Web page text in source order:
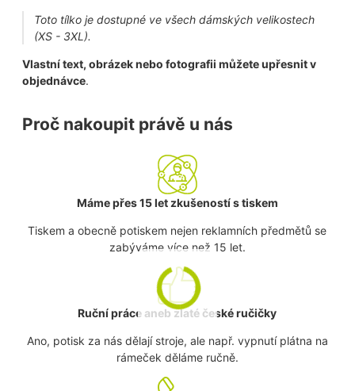
Toto tílko je dostupné ve všech dámských velikostech
(XS - 3XL).
Vlastní text, obrázek nebo fotografii můžete upřesnit v
objednávce.
Proč nakoupit právě u nás
Máme přes 15 let zkušeností s tiskem
Tiskem a obecně potiskem nejen reklamních předmětů se
zabýváme více než 15 let.
Ruční práce aneb zlaté české ručičky
Ano, potisk za nás dělají stroje, ale např. vypnutí plátna na
rámeček děláme ručně.